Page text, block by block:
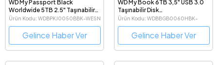
WD My Passport Black
Worldwide 5TB 2.5" Taşınabilir
Disk WDBPKJ0050BBK-WESN
Ürün Kodu: WDBPKJ0050BBK-WESN
Gelince Haber Ver
WD My Book 6TB 3,5" USB 3.0
Taşınabilir Disk
WDBBGB0060HBK
Ürün Kodu: WDBBGB0060HBK-
EESN
Gelince Haber Ver